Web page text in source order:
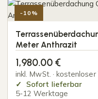
-10%
Meter Anthrazit
1,980.00 €
inkl. MwSt. · kostenloser
Sofort lieferbar
5-12 Werktage